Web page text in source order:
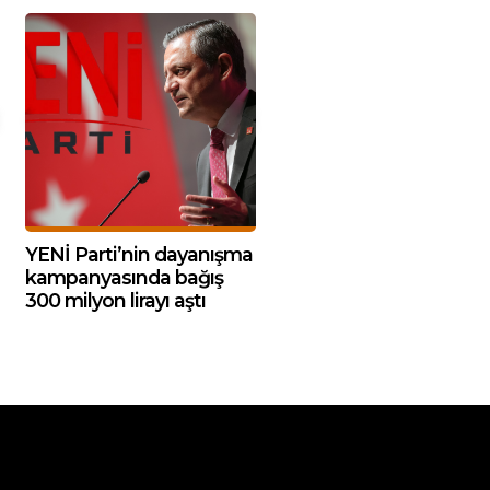
YENİ Parti’nin dayanışma
kampanyasında bağış
300 milyon lirayı aştı